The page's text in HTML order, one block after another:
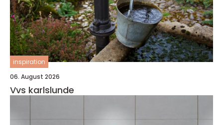
inspiration
06. August 2026
Vvs karlslunde